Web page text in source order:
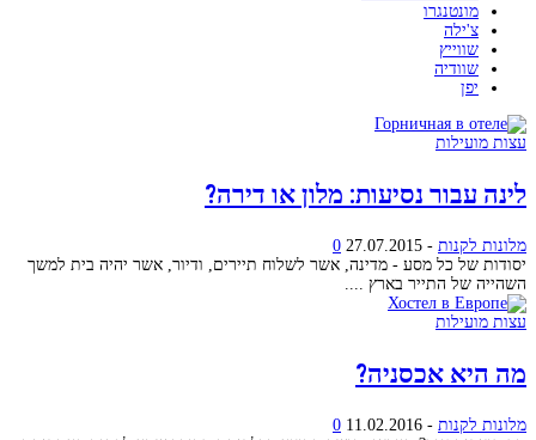
מונטנגרו
צ'ילה
שווייץ
שוודיה
יפן
עצות מועילות
לינה עבור נסיעות: מלון או דירה?
מלונות לקנות -
27.07.2015
0
יסודות של כל מסע - מדינה, אשר לשלוח תיירים, ודיור, אשר יהיה בית למשך
השהייה של התייר בארץ ....
עצות מועילות
מה היא אכסניה?
מלונות לקנות -
11.02.2016
0